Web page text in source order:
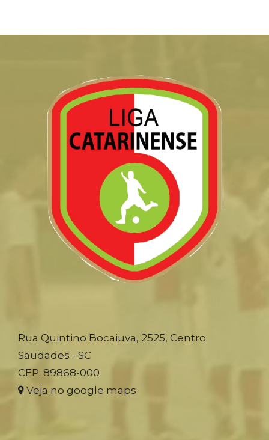
Rua Quintino Bocaiuva, 2525, Centro
Saudades - SC
CEP: 89868-000
Veja no google maps